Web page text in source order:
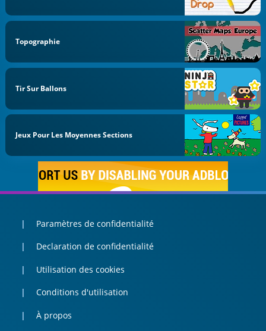
Topographie
Tir Sur Ballons
Jeux Pour Les Moyennes Sections
Paramètres de confidentialité
Declaration de confidentialité
Utilisation des cookies
Conditions d'utilisation
À propos